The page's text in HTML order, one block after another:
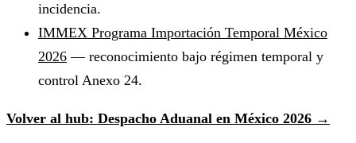
incidencia.
IMMEX Programa Importación Temporal México
2026 — reconocimiento bajo régimen temporal y
control Anexo 24.
Volver al hub: Despacho Aduanal en México 2026 →